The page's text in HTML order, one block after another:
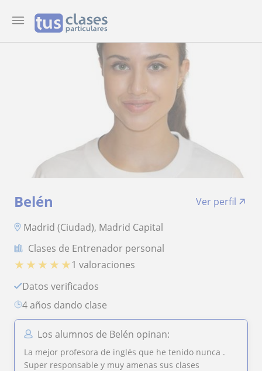
Belén
Ver perfil
Madrid (Ciudad), Madrid Capital
Clases de Entrenador personal
★ ★ ★ ★ ★1 valoraciones
Datos verificados
4 años dando clase
Los alumnos de Belén opinan:
La mejor profesora de inglés que he tenido nunca .
Super responsable y muy amenas sus clases